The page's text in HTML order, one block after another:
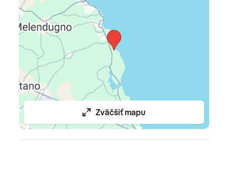
Pre deti
VOI Kids Club pre rôzne vekové kategórie (mini club,
kids club) • detské ihrisko • detský bazén • športové
aktivity pod vedením animátorov • špeciálne menu pre
deti v reštaurácii • VOI Baby Space (vybavená kuchynka
pre rodičov s najmenšími deťmi, sterilizátory, ohrievače
fliaš)
Celková cena zahŕňaZväčšiť mapu